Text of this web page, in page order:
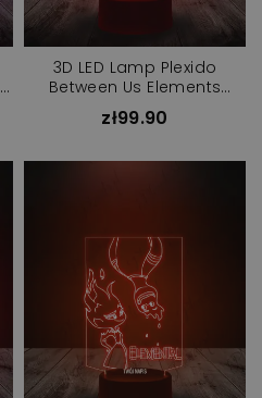
3D LED Lamp Plexido
Between Us Elements
Characters
zł99.90